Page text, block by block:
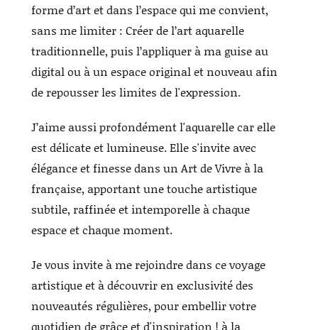
forme d’art et dans l’espace qui me convient,
sans me limiter : Créer de l’art aquarelle
traditionnelle, puis l’appliquer à ma guise au
digital ou à un espace original et nouveau afin
de repousser les limites de l'expression.
J’aime aussi profondément l'aquarelle car elle
est délicate et lumineuse. Elle s'invite avec
élégance et finesse dans un Art de Vivre à la
française, apportant une touche artistique
subtile, raffinée et intemporelle à chaque
espace et chaque moment.
Je vous invite à me rejoindre dans ce voyage
artistique et à découvrir en exclusivité des
nouveautés régulières, pour embellir votre
quotidien de grâce et d'inspiration ! à la